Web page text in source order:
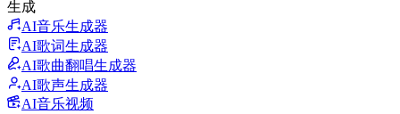
生成
AI音乐生成器
AI歌词生成器
AI歌曲翻唱生成器
AI歌声生成器
AI音乐视频